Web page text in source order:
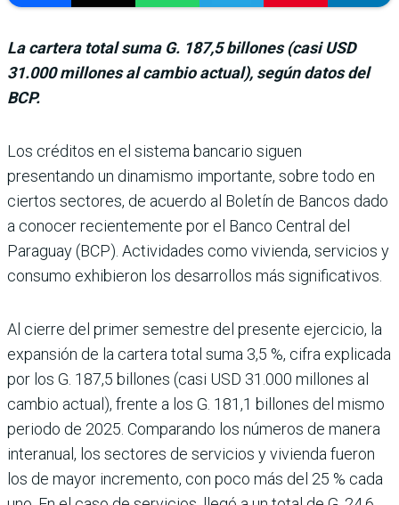
La cartera total suma G. 187,5 billones (casi USD
31.000 millones al cambio actual), según datos del
BCP.
Los créditos en el sis­tema bancario siguen
presentando un dina­mismo importante, sobre todo en
ciertos sectores, de acuerdo al Boletín de Ban­cos dado
a conocer reciente­mente por el Banco Central del
Paraguay (BCP). Activida­des como vivienda, servicios y
consumo exhibieron los desa­rrollos más significativos.
Al cierre del primer semes­tre del presente ejercicio, la
expansión de la cartera total suma 3,5 %, cifra explicada
por los G. 187,5 billones (casi USD 31.000 millones al
cam­bio actual), frente a los G. 181,1 billones del mismo
periodo de 2025. Comparando los números de manera
inte­ranual, los sectores de servi­cios y vivienda fueron
los de mayor incremento, con poco más del 25 % cada